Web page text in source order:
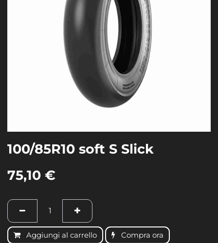
100/85R10 soft S Slick
75,10 €
Aggiungi al carrello Compra ora